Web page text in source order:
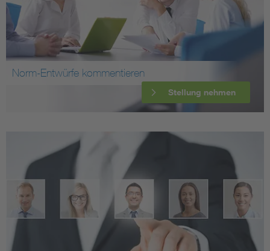
Norm-Entwürfe kommentieren
Stellung nehmen